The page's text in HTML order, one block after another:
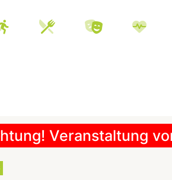
Veranstaltung